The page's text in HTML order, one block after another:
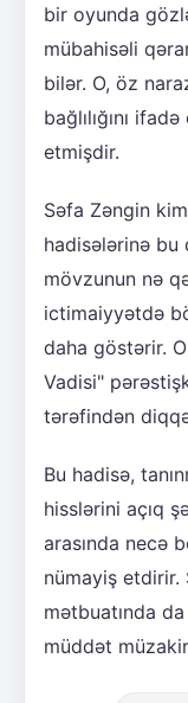
bir oyunda
mübahisəli
bilər. O, öz
bağlılığını
etmişdir.
Səfa Zəngin
hadisələrinə bu
mövzunun nə
ictimaiyyətdə
daha göstərir.
Vadisi"
tərəfindən
Bu hadisə,
hisslərini açıq
arasında necə
nümayiş etdirir.
mətbuatında da
müddət